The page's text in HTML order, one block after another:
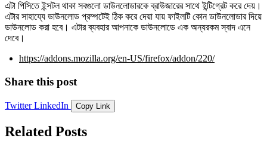
এটা পিসিতে ইন্সটল থাকা সবগুলো ডাউনলোডারকে ব্রাউজারের সাথে ইন্টিগ্রেট করে দেয়।
এটার সাহায্যে ডাউনলোড প্রম্পটেই ঠিক করে দেয়া যায় ফাইলটি কোন ডাউনলোডার দিয়ে
ডাউনলোড করা হবে। এটার ব্যবহার আপনাকে ডাউনলোডে এক অন্যরকম স্বাদ এনে
দেবে।
https://addons.mozilla.org/en-US/firefox/addon/220/
Share this post
Twitter LinkedIn Copy Link
Related Posts